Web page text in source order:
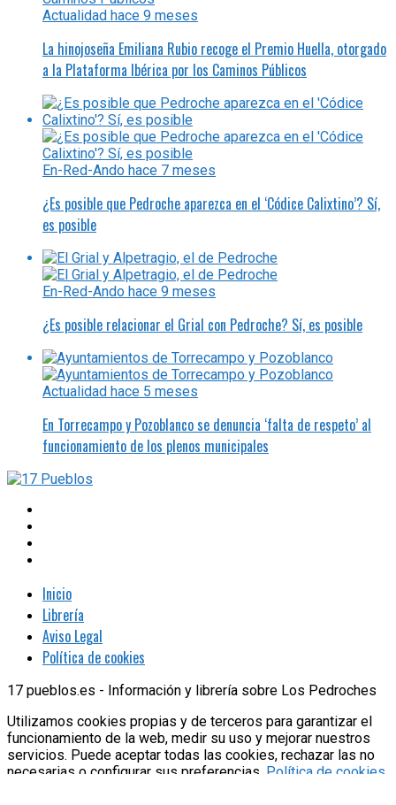
Actualidad hace 9 meses
La hinojoseña Emiliana Rubio recoge el Premio Huella, otorgado
a la Plataforma Ibérica por los Caminos Públicos
En-Red-Ando hace 7 meses
¿Es posible que Pedroche aparezca en el ‘Códice Calixtino’? Sí,
es posible
En-Red-Ando hace 9 meses
¿Es posible relacionar el Grial con Pedroche? Sí, es posible
Actualidad hace 5 meses
En Torrecampo y Pozoblanco se denuncia ‘falta de respeto’ al
funcionamiento de los plenos municipales
Inicio
Librería
Aviso Legal
Política de cookies
17 pueblos.es - Información y librería sobre Los Pedroches
Utilizamos cookies propias y de terceros para garantizar el
funcionamiento de la web, medir su uso y mejorar nuestros
servicios. Puede aceptar todas las cookies, rechazar las no
necesarias o configurar sus preferencias. Política de cookies